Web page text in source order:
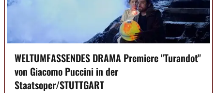
WELTUMFASSENDES DRAMA Premiere "Turandot"
von Giacomo Puccini in der
Staatsoper/STUTTGART